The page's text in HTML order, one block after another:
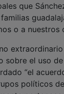
que
o a nuestros
sobre el uso
“el
políticos